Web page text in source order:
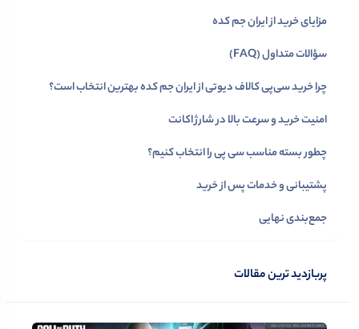
مزایای خرید از ایران جم کده
سؤالات متداول (FAQ)
چرا خرید سی‌پی کالاف دیوتی از ایران جم کده بهترین انتخاب است؟
امنیت خرید و سرعت بالا در شارژ اکانت
چطور بسته مناسب سی‌ پی را انتخاب کنیم؟
پشتیبانی و خدمات پس از خرید
جمع‌بندی نهایی
پربازدید ترین مقالات